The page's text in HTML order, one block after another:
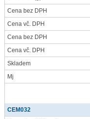
Cena bez DPH
Cena vč. DPH
Cena bez DPH
Cena vč. DPH
Skladem
Mj
CEM032